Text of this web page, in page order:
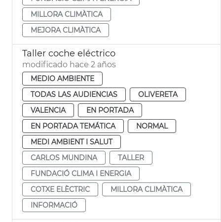
MILLORA CLIMÀTICA
MEJORA CLIMÀTICA
Taller coche eléctrico
modificado hace 2 años
MEDIO AMBIENTE
TODAS LAS AUDIENCIAS
OLIVERETA
VALENCIA
EN PORTADA
EN PORTADA TEMÁTICA
NORMAL
MEDI AMBIENT I SALUT
CARLOS MUNDINA
TALLER
FUNDACIÓ CLIMA I ENERGIA
COTXE ELÈCTRIC
MILLORA CLIMÀTICA
INFORMACIÓ